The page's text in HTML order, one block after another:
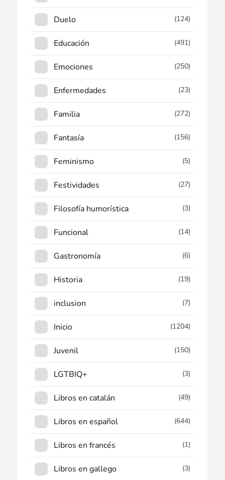
Duelo (124)
Educación (491)
Emociones (250)
Enfermedades (23)
Familia (272)
Fantasía (156)
Feminismo (5)
Festividades (27)
Filosofía humorística (3)
Funcional (14)
Gastronomía (6)
Historia (19)
inclusion (7)
Inicio (1204)
Juvenil (150)
LGTBIQ+ (3)
Libros en catalán (49)
Libros en español (644)
Libros en francés (1)
Libros en gallego (3)